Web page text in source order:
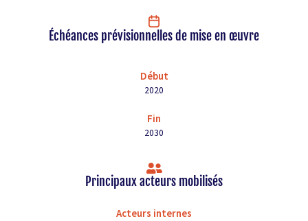
Échéances prévisionnelles de mise en œuvre
Début
2020
Fin
2030
Principaux acteurs mobilisés
Acteurs internes